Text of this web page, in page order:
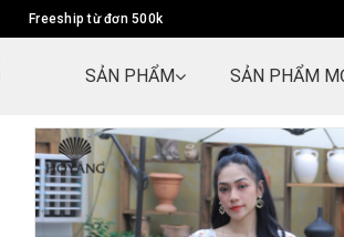
Freeship từ đơn 500k
SẢN PHẨM SẢN PHẨM